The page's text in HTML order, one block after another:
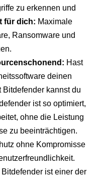
zu erkennen und
für dich: Maximale
Ransomware und
Hast
deinen
kannst du
ist so optimiert,
ohne die Leistung
zu beeinträchtigen.
ohne Kompromisse
Bitdefender ist einer der